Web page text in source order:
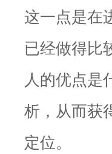
这一点是在
已经做得比
人的优点是
析，从而获
定位。